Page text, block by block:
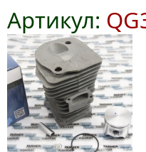
Артикул: